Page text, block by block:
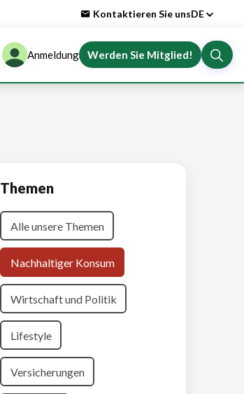
Kontaktieren Sie unsDE
Anmeldung Werden Sie Mitglied!
Themen
Alle unsere Themen
Nachhaltiger Konsum
Wirtschaft und Politik
Lifestyle
Versicherungen